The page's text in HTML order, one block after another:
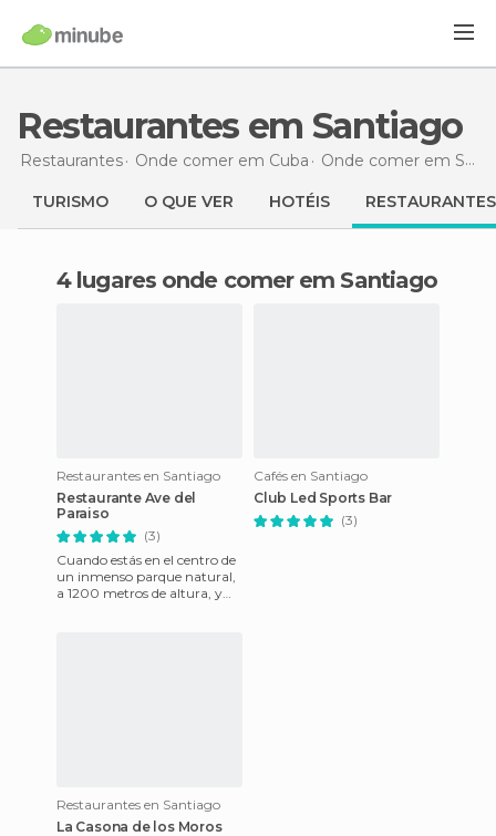
Restaurantes em Santiago
Restaurantes Onde comer em Cuba Onde comer em Santiago de Cuba
TURISMO O QUE VER HOTÉIS RESTAURANTES
4 lugares onde comer em Santiago
Restaurantes en Santiago
Restaurante Ave del
Paraiso
(3)
Cuando estás en el centro de
un inmenso parque natural,
a 1200 metros de altura, y
Cafés en Santiago
Club Led Sports Bar
(3)
Restaurantes en Santiago
La Casona de los Moros